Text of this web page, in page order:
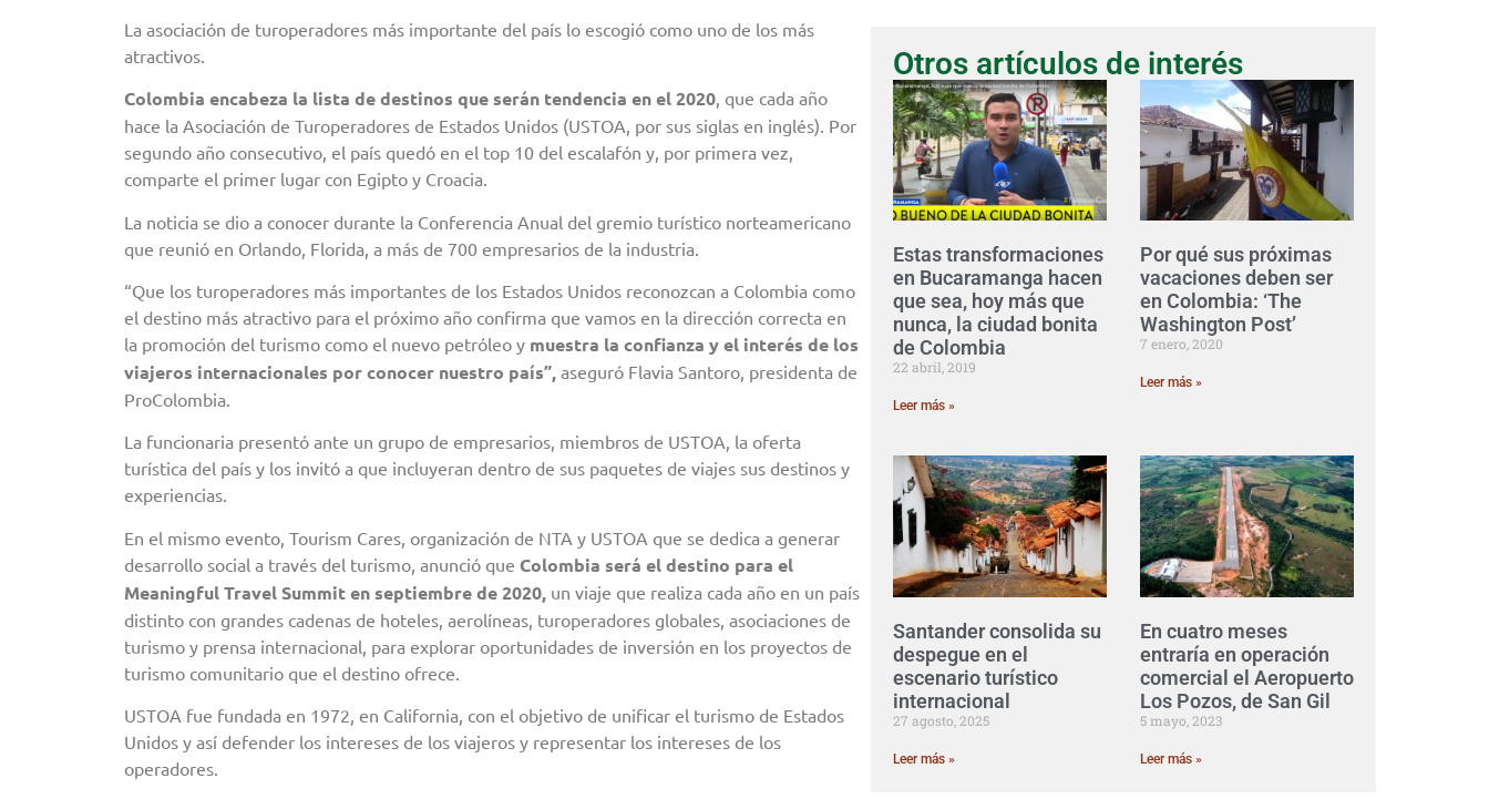
La asociación de turoperadores más importante del país lo escogió como uno de los más
atractivos.
Colombia encabeza la lista de destinos que serán tendencia en el 2020, que cada año
hace la Asociación de Turoperadores de Estados Unidos (USTOA, por sus siglas en inglés). Por
segundo año consecutivo, el país quedó en el top 10 del escalafón y, por primera vez,
comparte el primer lugar con Egipto y Croacia.
La noticia se dio a conocer durante la Conferencia Anual del gremio turístico norteamericano
que reunió en Orlando, Florida, a más de 700 empresarios de la industria.
“Que los turoperadores más importantes de los Estados Unidos reconozcan a Colombia como
el destino más atractivo para el próximo año confirma que vamos en la dirección correcta en
la promoción del turismo como el nuevo petróleo y muestra la confianza y el interés de los
viajeros internacionales por conocer nuestro país”, aseguró Flavia Santoro, presidenta de
ProColombia.
La funcionaria presentó ante un grupo de empresarios, miembros de USTOA, la oferta
turística del país y los invitó a que incluyeran dentro de sus paquetes de viajes sus destinos y
experiencias.
En el mismo evento, Tourism Cares, organización de NTA y USTOA que se dedica a generar
desarrollo social a través del turismo, anunció que Colombia será el destino para el
Meaningful Travel Summit en septiembre de 2020, un viaje que realiza cada año en un país
distinto con grandes cadenas de hoteles, aerolíneas, turoperadores globales, asociaciones de
turismo y prensa internacional, para explorar oportunidades de inversión en los proyectos de
turismo comunitario que el destino ofrece.
USTOA fue fundada en 1972, en California, con el objetivo de unificar el turismo de Estados
Unidos y así defender los intereses de los viajeros y representar los intereses de los
operadores.
Otros artículos de interés
Estas transformaciones
en Bucaramanga hacen
que sea, hoy más que
nunca, la ciudad bonita
de Colombia
22 abril, 2019
Leer más »
Por qué sus próximas
vacaciones deben ser
en Colombia: ‘The
Washington Post’
7 enero, 2020
Leer más »
Santander consolida su
despegue en el
escenario turístico
internacional
27 agosto, 2025
Leer más »
En cuatro meses
entraría en operación
comercial el Aeropuerto
Los Pozos, de San Gil
5 mayo, 2023
Leer más »